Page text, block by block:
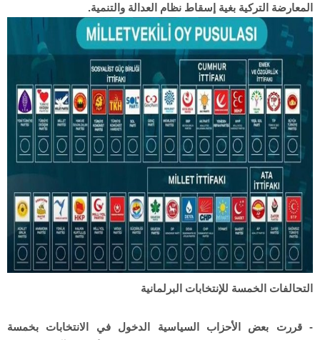
المعارضة التركية بغية إسقاط نظام العدالة والتنمية.
التحالفات الخمسة للإنتخابات البرلمانية
- قررت بعض الأحزاب السياسية الدخول في الانتخابات بخمسة